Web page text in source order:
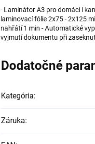
- Laminátor A3 pro domácí i
laminovací fólie 2x75 - 2x125
nahřátí 1 min - Automatické
vyjmutí dokumentu při
Dodatočné
Kategória:
Záruka: